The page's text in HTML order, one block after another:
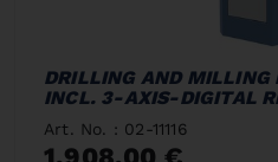
DRILLING AND MILLING
INCL. 3-AXIS-DIGITAL
Art. No. : 02-11116
1.908,00 €